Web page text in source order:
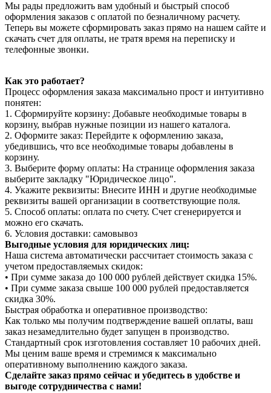
Мы рады предложить вам удобный и быстрый способ
оформления заказов с оплатой по безналичному расчету.
Теперь вы можете сформировать заказ прямо на нашем сайте и
скачать счет для оплаты, не тратя время на переписку и
телефонные звонки.
Как это работает?
Процесс оформления заказа максимально прост и интуитивно
понятен:
1. Сформируйте корзину: Добавьте необходимые товары в
корзину, выбрав нужные позиции из нашего каталога.
2. Оформите заказ: Перейдите к оформлению заказа,
убедившись, что все необходимые товары добавлены в
корзину.
3. Выберите форму оплаты: На странице оформления заказа
выберите закладку "Юридическое лицо".
4. Укажите реквизиты: Внесите ИНН и другие необходимые
реквизиты вашей организации в соответствующие поля.
5. Способ оплаты: оплата по счету. Счет сгенерируется и
можно его скачать.
6. Условия доставки: самовывоз
Выгодные условия для юридических лиц:
Наша система автоматически рассчитает стоимость заказа с
учетом предоставляемых скидок:
• При сумме заказа до 100 000 рублей действует скидка 15%.
• При сумме заказа свыше 100 000 рублей предоставляется
скидка 30%.
Быстрая обработка и оперативное производство:
Как только мы получим подтверждение вашей оплаты, ваш
заказ незамедлительно будет запущен в производство.
Стандартный срок изготовления составляет 10 рабочих дней.
Мы ценим ваше время и стремимся к максимально
оперативному выполнению каждого заказа.
Сделайте заказ прямо сейчас и убедитесь в удобстве и
выгоде сотрудничества с нами!